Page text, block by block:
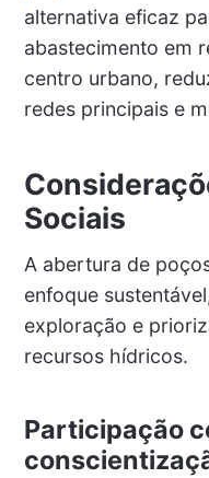
alternativa eficaz
abastecimento em
centro urbano,
redes principais e
Sociais
A abertura de
enfoque
exploração e
recursos hídricos.
Participação